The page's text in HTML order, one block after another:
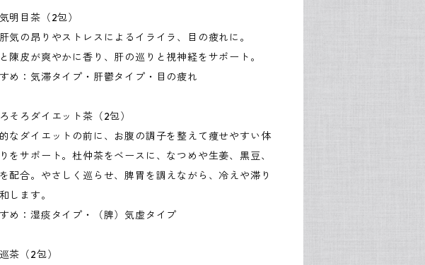
明目茶（2包）
気の昂りやストレスによるイライラ、目の疲れに。
陳皮が爽やかに香り、肝の巡りと視神経をサポート。
め：気滞タイプ・肝鬱タイプ・目の疲れ
そろダイエット茶（2包）
なダイエットの前に、お腹の調子を整えて痩せやすい体
をサポート。杜仲茶をベースに、なつめや生姜、黒豆、
配合。やさしく巡らせ、脾胃を調えながら、冷えや滞り
します。
め：湿痰タイプ・（脾）気虚タイプ
茶（2包）